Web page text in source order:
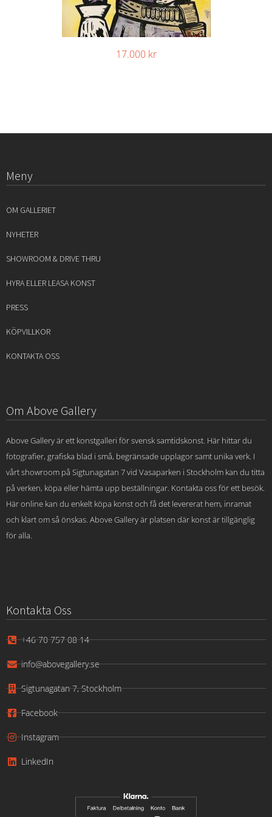
17.000 kr
Meny
OM GALLERIET
NYHETER
SHOWROOM & DRIVE THRU
HYRA ELLER LEASA KONST
PRESS
KÖPVILLKOR
KONTAKTA OSS
Om Above Gallery
Above Gallery är ett konstgalleri för svensk samtidskonst. Här hittar du
fotografier, grafiska blad i små, begränsade upplagor samt unika verk. I
vårt showroom på Sigtunagatan 7 vid Vasaparken i Stockholm kan du titta
på verken, köpa eller hämta upp beställningar. Kontakta oss för ett besök.
Här online kan du enkelt köpa konst och få det levererat hem, inramat
och klart om så önskas. Above Gallery är platsen där konst är tillgänglig
för alla.
Kontakta Oss
+46 70 757 08 14
info@abovegallery.se
Sigtunagatan 7, Stockholm
Facebook
Instagram
LinkedIn